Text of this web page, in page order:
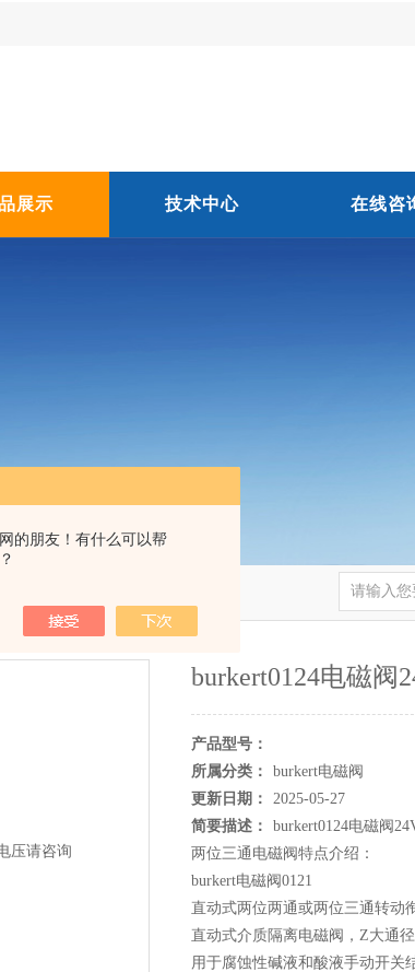
的朋友！有什么可以帮
展示 技术中心 在线咨
burkert0124电磁阀
产品型号：
所属分类：
burkert电磁阀
更新日期：
2025-05-27
简要描述：
burkert0124电磁阀
两位三通电磁阀特点介绍：
burkert电磁阀0121
直动式两位两通或两位三通转动
直动式介质隔离电磁阀，Z大通
用于腐蚀性碱液和酸液手动开关